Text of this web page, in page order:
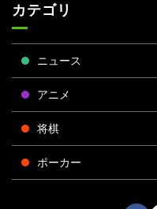
カテゴリ
ニュース
アニメ
将棋
ポーカー